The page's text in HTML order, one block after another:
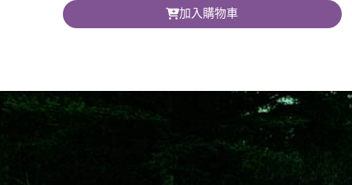
加入購物車